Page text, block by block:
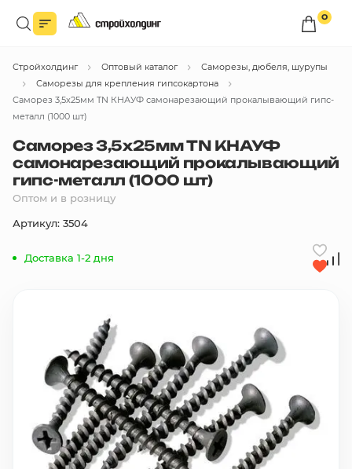
0
Войдите в личный кабинет
Вы сможете оформлять заказыпо оптовым ценам.
Войти
Каталог товаров
бренды
10 000 ₽
Минимальный заказ
+7(495) 988-86-47
sales@stroyholding.ru
Стройхолдинг Оптовый каталог
Саморезы, дюбеля, шурупы
Саморезы для крепления гипсокартона
Саморез 3,5х25мм TN КНАУФ самонарезающий прокалывающий гипс-
металл (1000 шт)
Саморез 3,5х25мм TN КНАУФ
самонарезающий прокалывающий
гипс-металл (1000 шт)
Оптом и в розницу
Артикул: 3504
Доставка 1-2 дня